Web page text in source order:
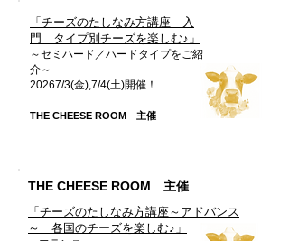
「チーズのたしなみ方講座 入
門 タイプ別チーズを楽しむ♪ 」
～セミハード／ハードタイプをご紹
介～
20267/3(金),7/4(土)開催！
THE CHEESE ROOM 主催
THE CHEESE ROOM 主催
​「チーズのたしなみ方講座～アドバンス
～ 各国のチーズを楽しむ♪」